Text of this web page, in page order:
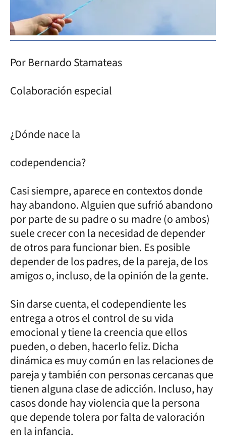
Por Bernardo Stamateas
Colaboración especial
¿Dónde nace la
codependencia?
Casi siempre, aparece en contextos donde
hay abandono. Alguien que sufrió abandono
por parte de su padre o su madre (o ambos)
suele crecer con la necesidad de depender
de otros para funcionar bien. Es posible
depender de los padres, de la pareja, de los
amigos o, incluso, de la opinión de la gente.
Sin darse cuenta, el codependiente les
entrega a otros el control de su vida
emocional y tiene la creencia que ellos
pueden, o deben, hacerlo feliz. Dicha
dinámica es muy común en las relaciones de
pareja y también con personas cercanas que
tienen alguna clase de adicción. Incluso, hay
casos donde hay violencia que la persona
que depende tolera por falta de valoración
en la infancia.